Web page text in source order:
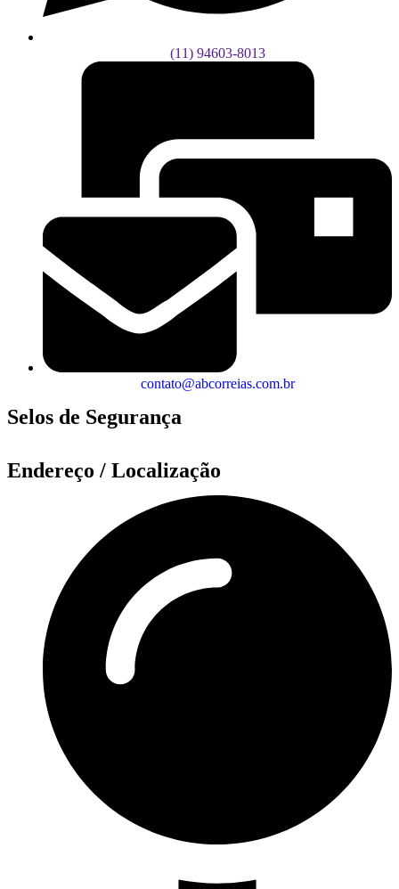
(11) 94603-8013
contato@abcorreias.com.br
Selos de Segurança
Endereço / Localização